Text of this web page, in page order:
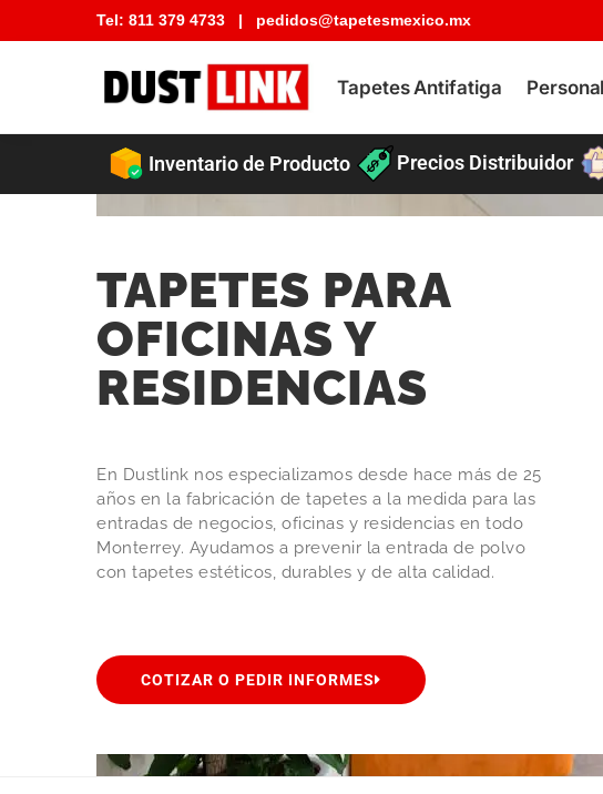
Tel: 811 379 4733 | pedidos@tapetesmexico.mx
Tapetes Antifatiga
Buscar tapete
Inventario de Producto Precios Distribuidor
TAPETES PARA
OFICINAS Y
RESIDENCIAS
En Dustlink nos especializamos desde hace más de 25
años en la fabricación de tapetes a la medida para las
entradas de negocios, oficinas y residencias en todo
Monterrey. Ayudamos a prevenir la entrada de polvo
con tapetes estéticos, durables y de alta calidad.
COTIZAR O PEDIR INFORMES